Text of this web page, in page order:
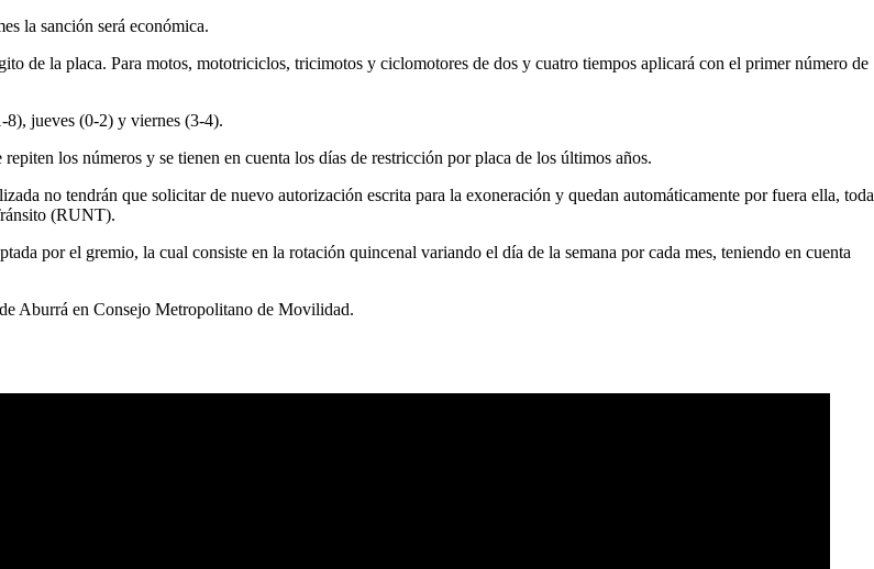
la sanción será económica.
de la placa. Para motos, mototriciclos, tricimotos y ciclomotores de dos y cuatro tiempos aplicará con el primer número de
8), jueves (0-2) y viernes (3-4).
los números y se tienen en cuenta los días de restricción por placa de los últimos años.
no tendrán que solicitar de nuevo autorización escrita para la exoneración y quedan automáticamente por fuera ella, toda
(RUNT).
por el gremio, la cual consiste en la rotación quincenal variando el día de la semana por cada mes, teniendo en cuenta
Aburrá en Consejo Metropolitano de Movilidad.